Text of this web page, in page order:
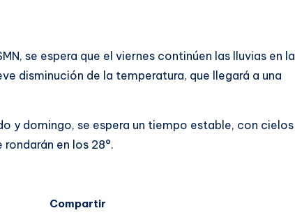
se espera que el viernes continúen las lluvias en la
disminución de la temperatura, que llegará a una
y domingo, se espera un tiempo estable, con cielos
en los 28°.
Compartir